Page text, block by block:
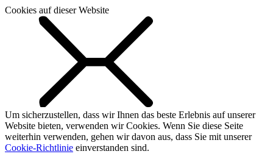
Cookies auf dieser Website
Um sicherzustellen, dass wir Ihnen das beste Erlebnis auf unserer
Website bieten, verwenden wir Cookies. Wenn Sie diese Seite
weiterhin verwenden, gehen wir davon aus, dass Sie mit unserer
Cookie-Richtlinie einverstanden sind.